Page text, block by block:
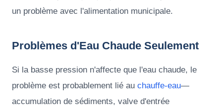
un problème avec l'alimentation municipale.
Problèmes d'Eau Chaude Seulement
Si la basse pression n'affecte que l'eau chaude, le
problème est probablement lié au chauffe-eau—
accumulation de sédiments, valve d'entrée